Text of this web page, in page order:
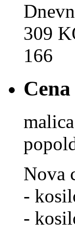
309
166
Nova
-
-